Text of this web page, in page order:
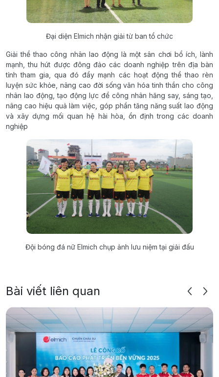
Đại diện Elmich nhận giải từ ban tổ chức
Giải thể thao công nhân lao động là một sân chơi bổ ích, lành
mạnh, thu hút được đông đảo các doanh nghiệp trên địa bàn
tỉnh tham gia, qua đó đẩy mạnh các hoạt động thể thao rèn
luyện sức khỏe, nâng cao đời sống văn hóa tinh thần cho công
nhân lao động, tạo động lực để công nhân hăng say, sáng tạo,
nâng cao hiệu quả làm việc, góp phần tăng năng suất lao động
và xây dựng mối quan hệ hài hòa, ổn định trong các doanh
nghiệp
Đội bóng đá nữ Elmich chụp ảnh lưu niệm tại giải đấu
Bài viết liên quan